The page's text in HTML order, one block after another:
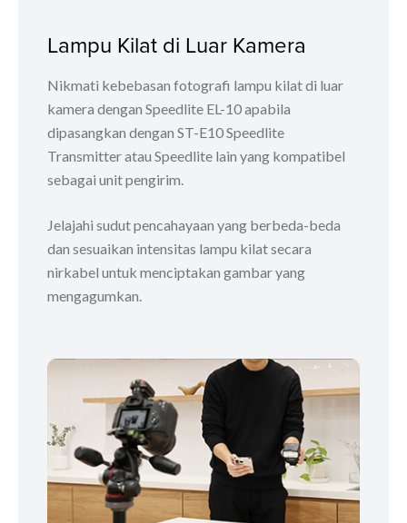
Lampu Kilat di Luar Kamera
Nikmati kebebasan fotografi lampu kilat di luar
kamera dengan Speedlite EL-10 apabila
dipasangkan dengan ST-E10 Speedlite
Transmitter atau Speedlite lain yang kompatibel
sebagai unit pengirim.
Jelajahi sudut pencahayaan yang berbeda-beda
dan sesuaikan intensitas lampu kilat secara
nirkabel untuk menciptakan gambar yang
mengagumkan.